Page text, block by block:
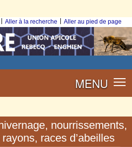
Aller à la recherche Aller au pied de page
MENU
nourrissements,
races d’abeilles